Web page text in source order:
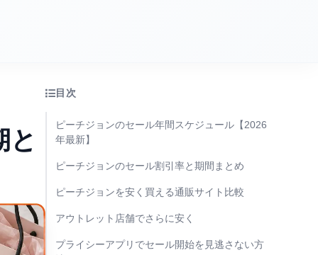
と
目次
ピーチジョンのセール年間スケジュール【2026
年最新】
ピーチジョンのセール割引率と期間まとめ
ピーチジョンを安く買える通販サイト比較
アウトレット店舗でさらに安く
プライシーアプリでセール開始を見逃さない方